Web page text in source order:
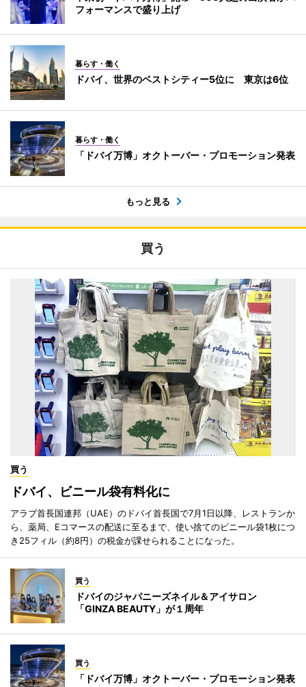
フォーマンスで盛り上げ
暮らす・働く
ドバイ、世界のベストシティー5位に 東京は6位
暮らす・働く
「ドバイ万博」オクトーバー・プロモーション発表
もっと見る
買う
買う
ドバイ、ビニール袋有料化に
アラブ首長国連邦（UAE）のドバイ首長国で7月1日以降、レストランか
ら、薬局、Eコマースの配送に至るまで、使い捨てのビニール袋1枚につ
き25フィル（約8円）の税金が課せられることになった。
買う
ドバイのジャパニーズネイル＆アイサロン
「GINZA BEAUTY」が１周年
買う
「ドバイ万博」オクトーバー・プロモーション発表